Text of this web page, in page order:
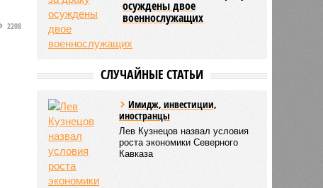
2208
осуждены двое
военнослужащих
СЛУЧАЙНЫЕ СТАТЬИ
Имидж, инвестиции,
иностранцы
Лев Кузнецов назвал условия
роста экономики Северного
Кавказа